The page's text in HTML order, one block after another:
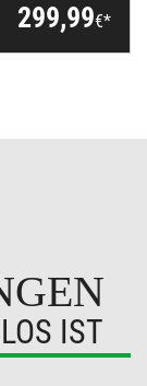
299,99€*
IST